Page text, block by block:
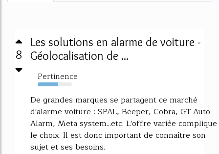
8
Les solutions en alarme de voiture -
Géolocalisation de ...
Pertinence
58%
De grandes marques se partagent ce marché
d'alarme voiture : SPAL, Beeper, Cobra, GT Auto
Alarm, Meta system...etc. L'offre variée complique
le choix. Il est donc important de connaître son
sujet et ses besoins.